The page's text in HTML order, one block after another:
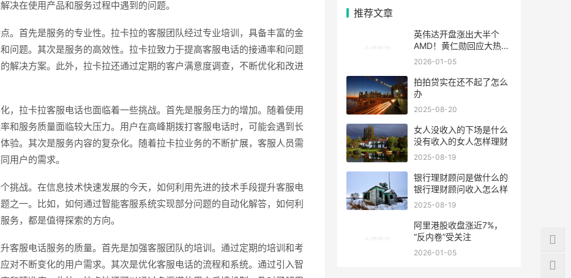
决在使用产品和服务过程中遇到的问题。
。首先是服务的专业性。拉卡拉的客服团队经过专业培训，具备丰富的金
问题。其次是服务的高效性。拉卡拉致力于提高客服电话的接通率和问题
解决方案。此外，拉卡拉还通过定期的客户满意度调查，不断优化和改进
，拉卡拉客服电话也面临着一些挑战。首先是服务压力的增加。随着使用
和服务质量面临较大压力。用户在高峰期拨打客服电话时，可能会遇到长
验。其次是服务内容的复杂化。随着拉卡拉业务的不断扩展，客服人员需
用户的需求。
挑战。在信息技术快速发展的今天，如何利用先进的技术手段提升客服电
之一。比如，如何通过智能客服系统实现部分问题的自动化解答，如何利
务，都是值得探索的方向。
客服电话服务的质量。首先是加强客服团队的培训。通过定期的培训和考
对不断变化的用户需求。其次是优化客服电话的流程和系统。通过引入智
推荐文章
英伟达开盘涨出大半个
AMD！黄仁勋回应大热天
穿皮夹克
2026-01-05
拍拍贷实在还不起了怎么
办
2025-08-20
女人没收入的下场是什么
没有收入的女人怎样理财
2025-08-19
银行理财顾问是做什么的
银行理财顾问收入怎么样
2025-08-19
阿里港股收盘涨近7%，
“反内卷”受关注
2026-01-05